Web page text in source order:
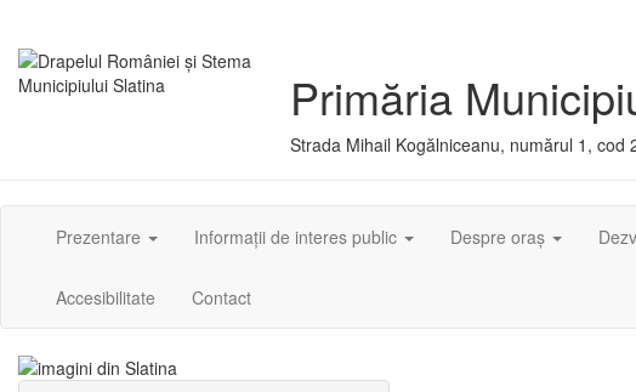
Primăria
Strada Mihail Kogălniceanu, numărul 1, cod
Prezentare Informații de interes public Despre oraș
Accesibilitate Contact